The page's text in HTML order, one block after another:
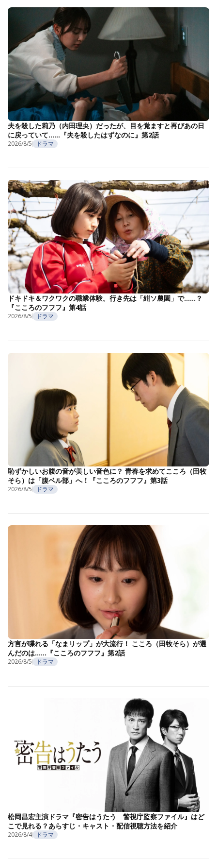
夫を殺した莉乃（内田理央）だったが、目を覚ますと再びあの日
に戻っていて……『夫を殺したはずなのに』第2話
2026/8/5 ドラマ
ドキドキ＆ワクワクの職業体験。行き先は「紺ソ農園」で……？
『こころのフフフ』第4話
2026/8/5 ドラマ
恥ずかしいお腹の音が美しい音色に？ 青春を求めてこころ（田牧
そら）は「腹ベル部」へ！『こころのフフフ』第3話
2026/8/5 ドラマ
方言が喋れる「なまリップ」が大流行！ こころ（田牧そら）が選
んだのは……『こころのフフフ』第2話
2026/8/5 ドラマ
松岡昌宏主演ドラマ『密告はうたう 警視庁監察ファイル』はど
こで見れる？あらすじ・キャスト・配信視聴方法を紹介
2026/8/4 ドラマ